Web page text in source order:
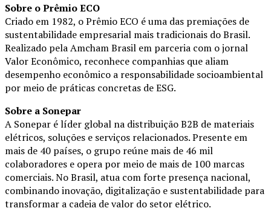
Sobre o Prêmio ECO
Criado em 1982, o Prêmio ECO é uma das premiações de
sustentabilidade empresarial mais tradicionais do Brasil.
Realizado pela Amcham Brasil em parceria com o jornal
Valor Econômico, reconhece companhias que aliam
desempenho econômico a responsabilidade socioambiental
por meio de práticas concretas de ESG.
Sobre a Sonepar
A Sonepar é líder global na distribuição B2B de materiais
elétricos, soluções e serviços relacionados. Presente em
mais de 40 países, o grupo reúne mais de 46 mil
colaboradores e opera por meio de mais de 100 marcas
comerciais. No Brasil, atua com forte presença nacional,
combinando inovação, digitalização e sustentabilidade para
transformar a cadeia de valor do setor elétrico.